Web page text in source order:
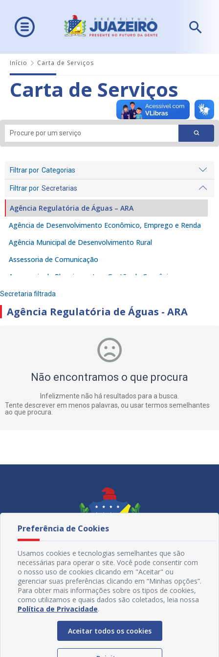
Início Carta de Serviços
Carta de Serviços
Filtrar por Categorias
Filtrar por Secretarias
Agência de Desenvolvimento Econômico, Emprego e Renda
Agência Municipal de Desenvolvimento Rural
Agência Regulatória de Águas – ARA
Assessoria de Comunicação
Assessoria de Planejamento e Gestão de Convênios
Autarquia de Serviço de Água e Saneamento Ambiental –
Autarquia Municipal de Abastecimento – AMA
Autarquia Municipal de Trânsito e Transporte e Mobilidade
Controladoria
Instituto de Previdência de Juazeiro – IPJ
JUAPAR
Secretaria da Mulher e Juventude
Secretaria de Articulação Social e Assuntos Religiosos – SAS
Secretaria de Desenvolvimento Social, Diversidade,
Igualdade Racial e Combate à Fome
Secretaria de Educação
Secretaria de Governo, Gestão e Inovação
Secretaria de Meio Ambiente
Secretaria de Obras Estruturantes
Secretaria de Ordem Pública e Habitação
Secretaria de Saúde
Secretaria filtrada
Agência Regulatória de Águas - ARA
Não encontramos o que procura
Infelizmente não há resultados para a busca.
Tente descrever em menos palavras, ou usar termos semelhantes
ao que procura.
Redes Sociais
Preferência de Cookies
Usamos cookies e tecnologias semelhantes que são
necessárias para operar o site. Você pode consentir com
o nosso uso de cookies clicando em "Aceitar" ou
gerenciar suas preferências clicando em “Minhas opções”.
Para obter mais informações sobre os tipos de cookies,
como utilizamos e quais dados são coletados, leia nossa
Política de Privacidade.
Aceitar todos os cookies